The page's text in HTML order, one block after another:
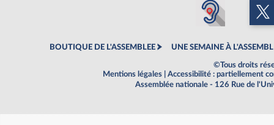
BOUTIQUE DE L'ASSEMBLEE UNE SEMAINE À
©Tous droits
Mentions légales
Accessibilité : partiellement
Assemblée nationale - 126 Rue de